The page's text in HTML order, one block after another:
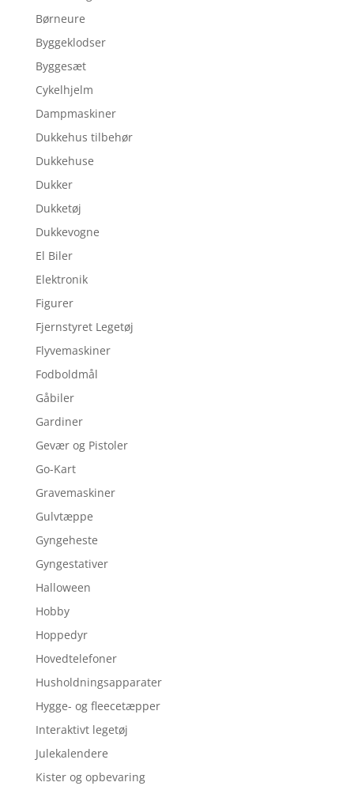
Børneure
Byggeklodser
Byggesæt
Cykelhjelm
Dampmaskiner
Dukkehus tilbehør
Dukkehuse
Dukker
Dukketøj
Dukkevogne
El Biler
Elektronik
Figurer
Fjernstyret Legetøj
Flyvemaskiner
Fodboldmål
Gåbiler
Gardiner
Gevær og Pistoler
Go-Kart
Gravemaskiner
Gulvtæppe
Gyngeheste
Gyngestativer
Halloween
Hobby
Hoppedyr
Hovedtelefoner
Husholdningsapparater
Hygge- og fleecetæpper
Interaktivt legetøj
Julekalendere
Kister og opbevaring